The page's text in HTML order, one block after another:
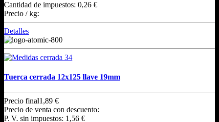
Cantidad de impuestos: 0,26 €
Precio / kg:
Detalles
Tuerca cerrada 12x125 llave 19mm
Precio final1,89 €
Precio de venta con descuento:
P. V. sin impuestos: 1,56 €